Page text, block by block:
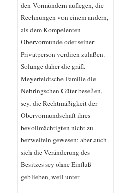
den Vormündern auflegen, die
Rechnungen von einem andern,
als dem Kompelenten
Obervormunde oder seiner
Privatperson verdiren zulaßen.
Solange daher die gräfl.
Meyerfeldtsche Familie die
Nehringschen Güter beseßen,
sey, die Rechtmäßigkeit der
Obervormundschaft ihres
bevollmächtigten nicht zu
bezweifeln gewesen; aber auch
sich die Veränderung des
Besitzes sey ohne Einfluß
geblieben, weil unter